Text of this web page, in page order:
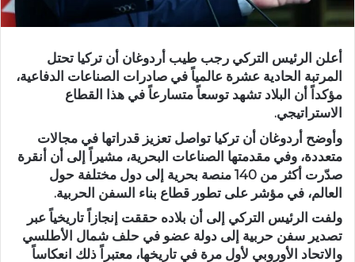
أعلن الرئيس التركي رجب طيب أردوغان أن تركيا تحتل
المرتبة الحادية عشرة عالمياً في صادرات الصناعات الدفاعية،
مؤكداً أن البلاد تشهد توسعاً متسارعاً في هذا القطاع
الاستراتيجي.
وأوضح أردوغان أن تركيا تواصل تعزيز قدراتها في مجالات
متعددة، وفي مقدمتها الصناعات البحرية، مشيراً إلى أن أنقرة
صدّرت أكثر من 140 منصة بحرية إلى دول مختلفة حول
العالم، في مؤشر على تطور قطاع بناء السفن الحربية.
ولفت الرئيس التركي إلى أن بلاده حققت إنجازاً تاريخياً عبر
تصدير سفن حربية إلى دولة عضو في حلف شمال الأطلسي
والاتحاد الأوروبي لأول مرة في تاريخها، معتبراً ذلك انعكاساً